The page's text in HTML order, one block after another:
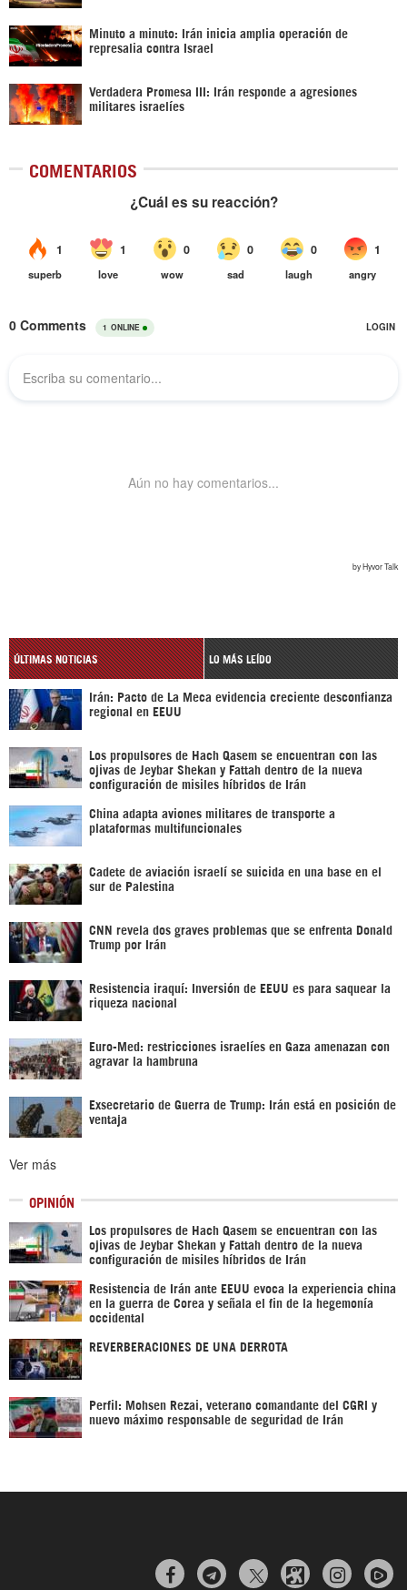
Minuto a minuto: Irán inicia amplia operación de
represalia contra Israel
Verdadera Promesa III: Irán responde a agresiones
militares israelíes
COMENTARIOS
ÚLTIMAS NOTICIAS LO MÁS LEÍDO
Irán: Pacto de La Meca evidencia creciente desconfianza
regional en EEUU
Los propulsores de Hach Qasem se encuentran con las
ojivas de Jeybar Shekan y Fattah dentro de la nueva
configuración de misiles híbridos de Irán
China adapta aviones militares de transporte a
plataformas multifuncionales
Cadete de aviación israelí se suicida en una base en el
sur de Palestina
CNN revela dos graves problemas que se enfrenta Donald
Trump por Irán
Resistencia iraquí: Inversión de EEUU es para saquear la
riqueza nacional
Euro-Med: restricciones israelíes en Gaza amenazan con
agravar la hambruna
Exsecretario de Guerra de Trump: Irán está en posición de
ventaja
Ver más
OPINIÓN
Los propulsores de Hach Qasem se encuentran con las
ojivas de Jeybar Shekan y Fattah dentro de la nueva
configuración de misiles híbridos de Irán
Resistencia de Irán ante EEUU evoca la experiencia china
en la guerra de Corea y señala el fin de la hegemonía
occidental
REVERBERACIONES DE UNA DERROTA
Perfil: Mohsen Rezai, veterano comandante del CGRI y
nuevo máximo responsable de seguridad de Irán
  